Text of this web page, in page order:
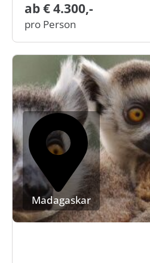
ab € 4.300,-
pro Person
Madagaskar